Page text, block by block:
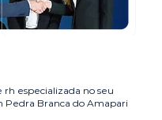
especializada no seu
Pedra Branca do Amapari